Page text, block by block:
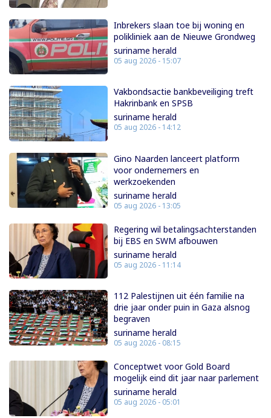
Inbrekers slaan toe bij woning en
polikliniek aan de Nieuwe Grondweg
suriname herald
05 aug 2026 - 15:07
Vakbondsactie bankbeveiliging treft
Hakrinbank en SPSB
suriname herald
05 aug 2026 - 14:12
Gino Naarden lanceert platform
voor ondernemers en
werkzoekenden
suriname herald
05 aug 2026 - 13:05
Regering wil betalingsachterstanden
bij EBS en SWM afbouwen
suriname herald
05 aug 2026 - 11:14
112 Palestijnen uit één familie na
drie jaar onder puin in Gaza alsnog
begraven
suriname herald
05 aug 2026 - 08:15
Conceptwet voor Gold Board
mogelijk eind dit jaar naar parlement
suriname herald
05 aug 2026 - 05:01